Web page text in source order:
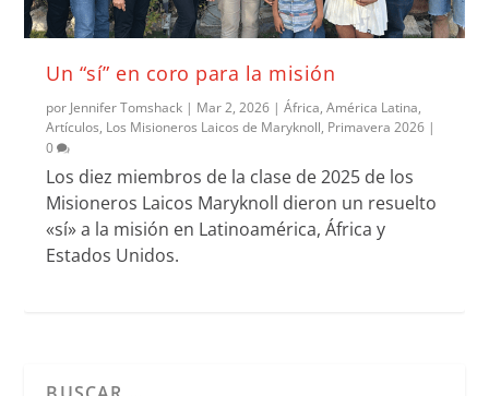
Un “sí” en coro para la misión
por Jennifer Tomshack | Mar 2, 2026 |África,América Latina,
Artículos, Los Misioneros Laicos de Maryknoll, Primavera 2026 |
0
Los diez miembros de la clase de 2025 de los
Misioneros Laicos Maryknoll dieron un resuelto
«sí» a la misión en Latinoamérica, África y
Estados Unidos.